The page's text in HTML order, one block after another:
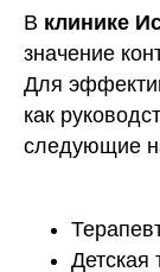
В клинике
значение
Для
как
следующие
Детская